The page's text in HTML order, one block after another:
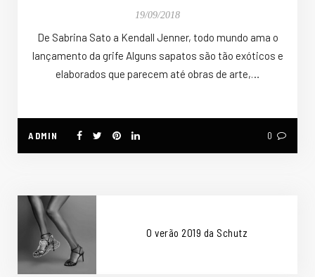
19/09/2018
De Sabrina Sato a Kendall Jenner, todo mundo ama o
lançamento da grife Alguns sapatos são tão exóticos e
elaborados que parecem até obras de arte,…
ADMIN 0
O verão 2019 da Schutz